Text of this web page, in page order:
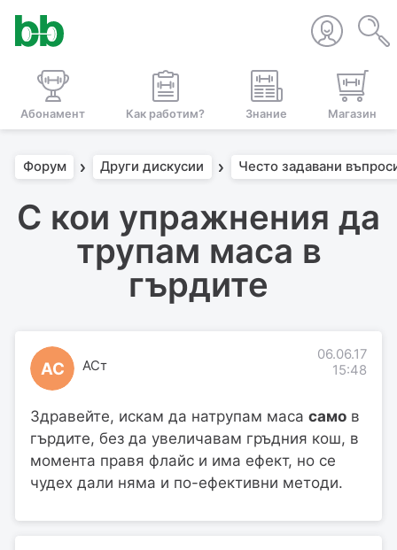
Абонамент Как работим? Знание Магазин
Форум Други дискусии Често задавани
С кои упражнения да
трупам маса в
гърдите
АС АСт
06.06.17
15:48
Здравейте, искам да натрупам маса само в
гърдите, без да увеличавам гръдния кош, в
момента правя флайс и има ефект, но се
чудех дали няма и по-ефективни методи.